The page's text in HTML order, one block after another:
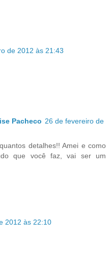
de 2012 às 21:43
Pacheco 26 de fevereiro de
detalhes!! Amei e como
que você faz, vai ser um
2012 às 22:10